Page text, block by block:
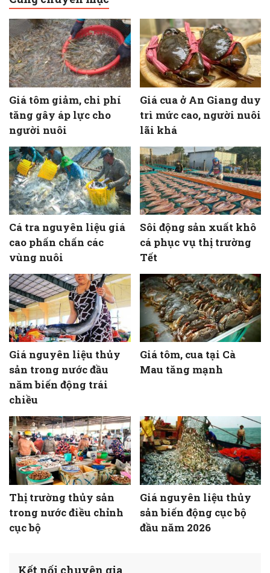
Giá tôm giảm, chi phí
tăng gây áp lực cho
người nuôi
Giá cua ở An Giang duy
trì mức cao, người nuôi
lãi khá
Cá tra nguyên liệu giá
cao phấn chấn các
vùng nuôi
Sôi động sản xuất khô
cá phục vụ thị trường
Tết
Giá nguyên liệu thủy
sản trong nước đầu
năm biến động trái
chiều
Giá tôm, cua tại Cà
Mau tăng mạnh
Thị trường thủy sản
trong nước điều chỉnh
cục bộ
Giá nguyên liệu thủy
sản biến động cục bộ
đầu năm 2026
Kết nối chuyên gia